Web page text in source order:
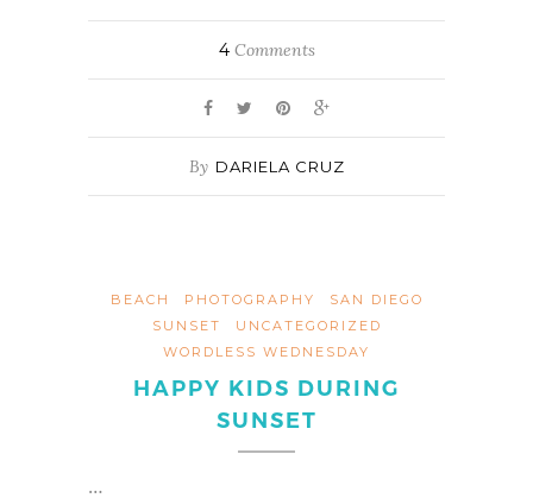
4Comments
By DARIELA CRUZ
BEACH PHOTOGRAPHY
SAN DIEGO
SUNSET
UNCATEGORIZED
WORDLESS WEDNESDAY
HAPPY KIDS DURING
SUNSET
…